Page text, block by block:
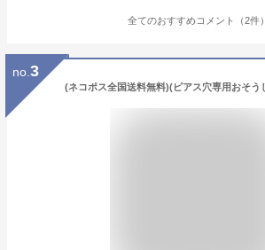
全てのおすすめコメント（2件）
no. 3